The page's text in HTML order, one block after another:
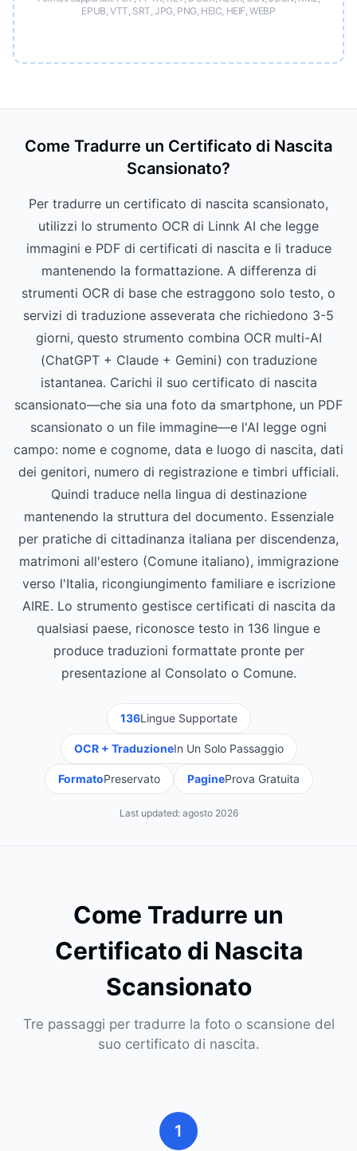
EPUB, VTT, SRT, JPG, PNG, HEIC, HEIF, WEBP
Come Tradurre un Certificato di Nascita
Scansionato?
Per tradurre un certificato di nascita scansionato,
utilizzi lo strumento OCR di Linnk AI che legge
immagini e PDF di certificati di nascita e li traduce
mantenendo la formattazione. A differenza di
strumenti OCR di base che estraggono solo testo, o
servizi di traduzione asseverata che richiedono 3-5
giorni, questo strumento combina OCR multi-AI
(ChatGPT + Claude + Gemini) con traduzione
istantanea. Carichi il suo certificato di nascita
scansionato—che sia una foto da smartphone, un PDF
scansionato o un file immagine—e l'AI legge ogni
campo: nome e cognome, data e luogo di nascita, dati
dei genitori, numero di registrazione e timbri ufficiali.
Quindi traduce nella lingua di destinazione
mantenendo la struttura del documento. Essenziale
per pratiche di cittadinanza italiana per discendenza,
matrimoni all'estero (Comune italiano), immigrazione
verso l'Italia, ricongiungimento familiare e iscrizione
AIRE. Lo strumento gestisce certificati di nascita da
qualsiasi paese, riconosce testo in 136 lingue e
produce traduzioni formattate pronte per
presentazione al Consolato o Comune.
136Lingue Supportate
OCR + TraduzioneIn Un Solo Passaggio
FormatoPreservato PagineProva Gratuita
Last updated: agosto 2026
Come Tradurre un
Certificato di Nascita
Scansionato
Tre passaggi per tradurre la foto o scansione del
suo certificato di nascita.
1